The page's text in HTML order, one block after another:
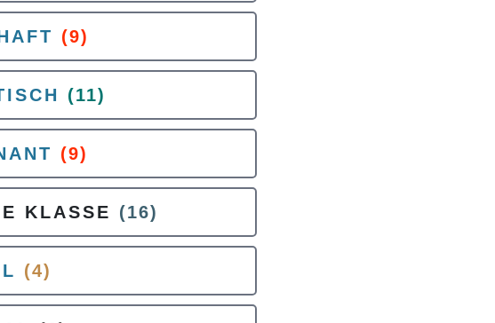
(9)
(11)
(9)
KLASSE (16)
(4)